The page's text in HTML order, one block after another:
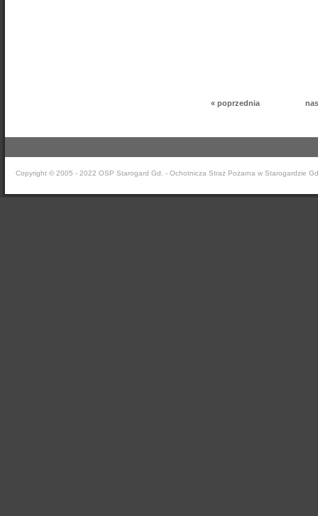
« poprzednia
Copyright © 2005 - 2022 OSP Starogard Gd. - Ochotnicza Straż Pożarna w Starogardzie